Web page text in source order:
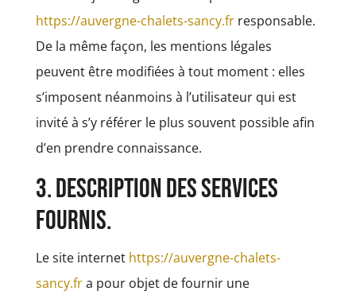
https://auvergne-chalets-sancy.frresponsable.
De la même façon, les mentions légales
peuvent être modifiées à tout moment : elles
s’imposent néanmoins à l’utilisateur qui est
invité à s’y référer le plus souvent possible afin
d’en prendre connaissance.
3. Description des services
fournis.
Le site internet https://auvergne-chalets-
sancy.fra pour objet de fournir une